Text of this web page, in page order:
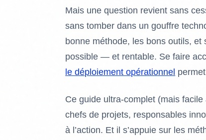
Mais une question revient sans
sans tomber dans un gouffre
bonne méthode, les bons outils, et
possible — et rentable. Se faire
le déploiement opérationnel
Ce guide ultra-complet (mais
chefs de projets, responsables
à l’action. Et il s’appuie sur les